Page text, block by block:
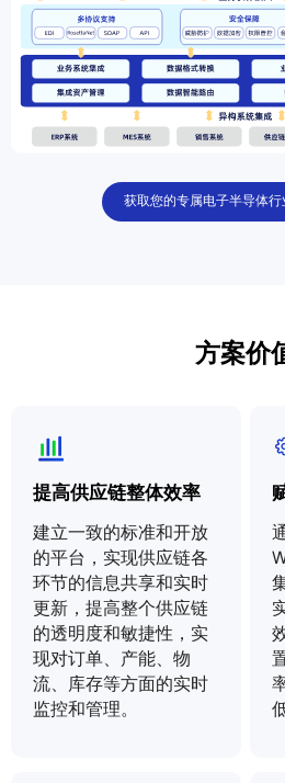
透
明
供
应
获取您的专属电子半导体行
方案价
提高供应链整体效率
建立一致的标准和开放
的平台，实现供应链各
环节的信息共享和实时
更新，提高整个供应链
的透明度和敏捷性，实
现对订单、产能、物
流、库存等方面的实时
监控和管理。